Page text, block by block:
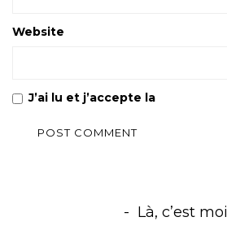
Website
J’ai lu et j’accepte la
Là, c’est moi